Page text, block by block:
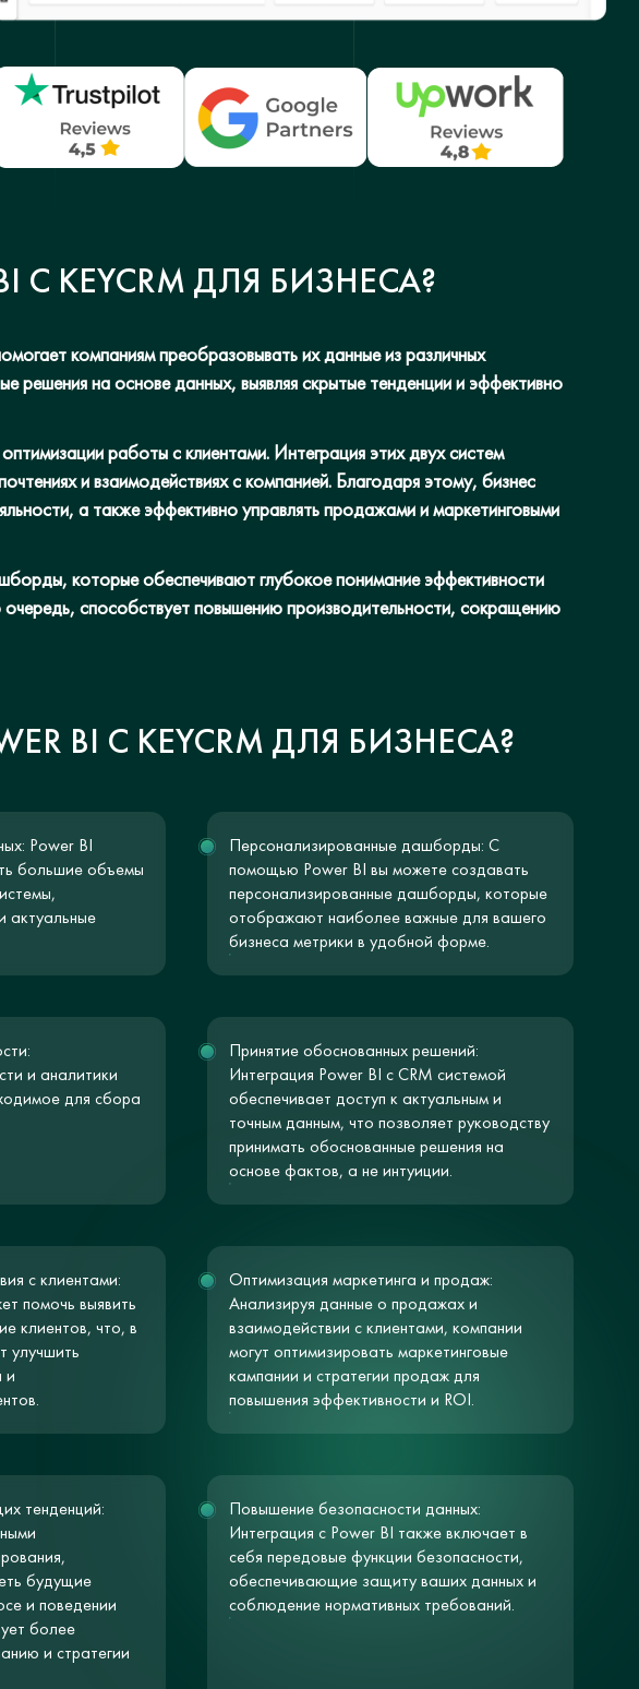
KEYCRM ДЛЯ БИЗНЕСА?
компаниям преобразовывать их данные из различных
решения на основе данных, выявляя скрытые тенденции и эффективно
работы с клиентами. Интеграция этих двух систем
и взаимодействиях с компанией. Благодаря этому, бизнес
а также эффективно управлять продажами и маркетинговыми
которые обеспечивают глубокое понимание эффективности
очередь, способствует повышению производительности, сокращению
BI С KEYCRM ДЛЯ БИЗНЕСА?
Power BI
большие объемы
актуальные
Персонализированные дашборды: С
помощью Power BI вы можете создавать
персонализированные дашборды, которые
отображают наиболее важные для вашего
бизнеса метрики в удобной форме.
и аналитики
для сбора
Принятие обоснованных решений:
Интеграция Power BI с CRM системой
обеспечивает доступ к актуальным и
точным данным, что позволяет руководству
принимать обоснованные решения на
основе фактов, а не интуиции.
с клиентами:
помочь выявить
клиентов, что, в
улучшить
и
Оптимизация маркетинга и продаж:
Анализируя данные о продажах и
взаимодействии с клиентами, компании
могут оптимизировать маркетинговые
кампании и стратегии продаж для
повышения эффективности и ROI.
тенденций:
будущие
и поведении
более
и стратегии
Повышение безопасности данных:
Интеграция с Power BI также включает в
себя передовые функции безопасности,
обеспечивающие защиту ваших данных и
соблюдение нормативных требований.